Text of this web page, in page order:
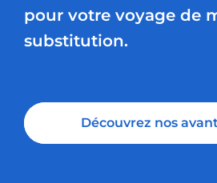
pour votre voyage de
substitution.
Découvrez nos